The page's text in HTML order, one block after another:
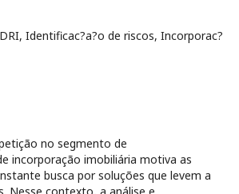
Identificac?a?o de riscos, Incorporac?
no segmento de
incorporação imobiliária motiva as
busca por soluções que levem a